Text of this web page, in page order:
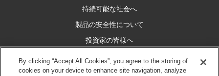
持続可能な社会へ
製品の安全性について
投資家の皆様へ
By clicking “Accept All Cookies”, you agree to the storing of
cookies on your device to enhance site navigation, analyze